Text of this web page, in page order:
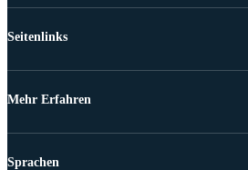
Seitenlinks
Mehr Erfahren
Sprachen